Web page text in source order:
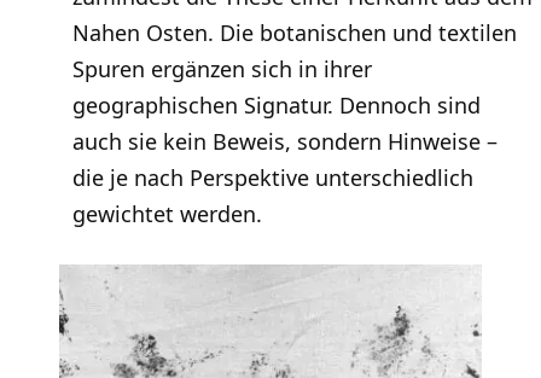
Nahen Osten. Die botanischen und textilen
Spuren ergänzen sich in ihrer
geographischen Signatur. Dennoch sind
auch sie kein Beweis, sondern Hinweise –
die je nach Perspektive unterschiedlich
gewichtet werden.